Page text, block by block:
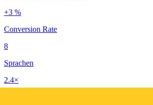
+3 %
Conversion Rate
8
Sprachen
2.4×